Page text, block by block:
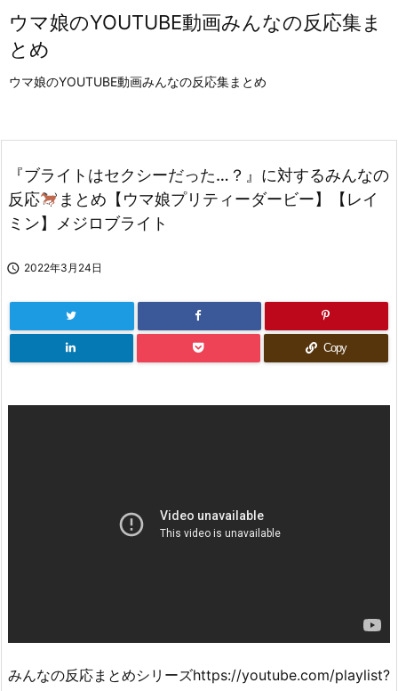
ウマ娘のYOUTUBE動画みんなの反応集ま
とめ
ウマ娘のYOUTUBE動画みんなの反応集まとめ
『ブライトはセクシーだった…？』に対するみんなの
反応
まとめ【ウマ娘プリティーダービー】【レイ
ミン】メジロブライト
 2022年3月24日
Copy
みんなの反応まとめシリーズhttps://youtube.com/playlist?